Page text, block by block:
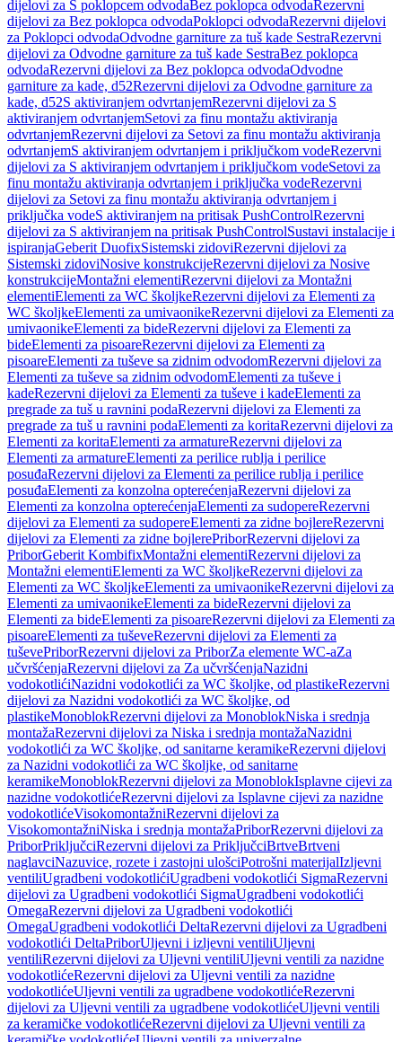
dijelovi za S poklopcem odvodaBez poklopca odvodaRezervni
dijelovi za Bez poklopca odvodaPoklopci odvodaRezervni dijelovi
za Poklopci odvodaOdvodne garniture za tuš kade SestraRezervni
dijelovi za Odvodne garniture za tuš kade SestraBez poklopca
odvodaRezervni dijelovi za Bez poklopca odvodaOdvodne
garniture za kade, d52Rezervni dijelovi za Odvodne garniture za
kade, d52S aktiviranjem odvrtanjemRezervni dijelovi za S
aktiviranjem odvrtanjemSetovi za finu montažu aktiviranja
odvrtanjemRezervni dijelovi za Setovi za finu montažu aktiviranja
odvrtanjemS aktiviranjem odvrtanjem i priključkom vodeRezervni
dijelovi za S aktiviranjem odvrtanjem i priključkom vodeSetovi za
finu montažu aktiviranja odvrtanjem i priključka vodeRezervni
dijelovi za Setovi za finu montažu aktiviranja odvrtanjem i
priključka vodeS aktiviranjem na pritisak PushControlRezervni
dijelovi za S aktiviranjem na pritisak PushControlSustavi instalacije i
ispiranjaGeberit DuofixSistemski zidoviRezervni dijelovi za
Sistemski zidoviNosive konstrukcijeRezervni dijelovi za Nosive
konstrukcijeMontažni elementiRezervni dijelovi za Montažni
elementiElementi za WC školjkeRezervni dijelovi za Elementi za
WC školjkeElementi za umivaonikeRezervni dijelovi za Elementi za
umivaonikeElementi za bideRezervni dijelovi za Elementi za
bideElementi za pisoareRezervni dijelovi za Elementi za
pisoareElementi za tuševe sa zidnim odvodomRezervni dijelovi za
Elementi za tuševe sa zidnim odvodomElementi za tuševe i
kadeRezervni dijelovi za Elementi za tuševe i kadeElementi za
pregrade za tuš u ravnini podaRezervni dijelovi za Elementi za
pregrade za tuš u ravnini podaElementi za koritaRezervni dijelovi za
Elementi za koritaElementi za armatureRezervni dijelovi za
Elementi za armatureElementi za perilice rublja i perilice
posuđaRezervni dijelovi za Elementi za perilice rublja i perilice
posuđaElementi za konzolna opterećenjaRezervni dijelovi za
Elementi za konzolna opterećenjaElementi za sudopereRezervni
dijelovi za Elementi za sudopereElementi za zidne bojlereRezervni
dijelovi za Elementi za zidne bojlerePriborRezervni dijelovi za
PriborGeberit KombifixMontažni elementiRezervni dijelovi za
Montažni elementiElementi za WC školjkeRezervni dijelovi za
Elementi za WC školjkeElementi za umivaonikeRezervni dijelovi za
Elementi za umivaonikeElementi za bideRezervni dijelovi za
Elementi za bideElementi za pisoareRezervni dijelovi za Elementi za
pisoareElementi za tuševeRezervni dijelovi za Elementi za
tuševePriborRezervni dijelovi za PriborZa elemente WC-aZa
učvršćenjaRezervni dijelovi za Za učvršćenjaNazidni
vodokotlićiNazidni vodokotlići za WC školjke, od plastikeRezervni
dijelovi za Nazidni vodokotlići za WC školjke, od
plastikeMonoblokRezervni dijelovi za MonoblokNiska i srednja
montažaRezervni dijelovi za Niska i srednja montažaNazidni
vodokotlići za WC školjke, od sanitarne keramikeRezervni dijelovi
za Nazidni vodokotlići za WC školjke, od sanitarne
keramikeMonoblokRezervni dijelovi za MonoblokIsplavne cijevi za
nazidne vodokotlićeRezervni dijelovi za Isplavne cijevi za nazidne
vodokotlićeVisokomontažniRezervni dijelovi za
VisokomontažniNiska i srednja montažaPriborRezervni dijelovi za
PriborPriključciRezervni dijelovi za PriključciBrtveBrtveni
naglavciNazuvice, rozete i zastojni ulošciPotrošni materijalIzljevni
ventiliUgradbeni vodokotlićiUgradbeni vodokotlići SigmaRezervni
dijelovi za Ugradbeni vodokotlići SigmaUgradbeni vodokotlići
OmegaRezervni dijelovi za Ugradbeni vodokotlići
OmegaUgradbeni vodokotlići DeltaRezervni dijelovi za Ugradbeni
vodokotlići DeltaPriborUljevni i izljevni ventiliUljevni
ventiliRezervni dijelovi za Uljevni ventiliUljevni ventili za nazidne
vodokotlićeRezervni dijelovi za Uljevni ventili za nazidne
vodokotlićeUljevni ventili za ugradbene vodokotlićeRezervni
dijelovi za Uljevni ventili za ugradbene vodokotlićeUljevni ventili
za keramičke vodokotlićeRezervni dijelovi za Uljevni ventili za